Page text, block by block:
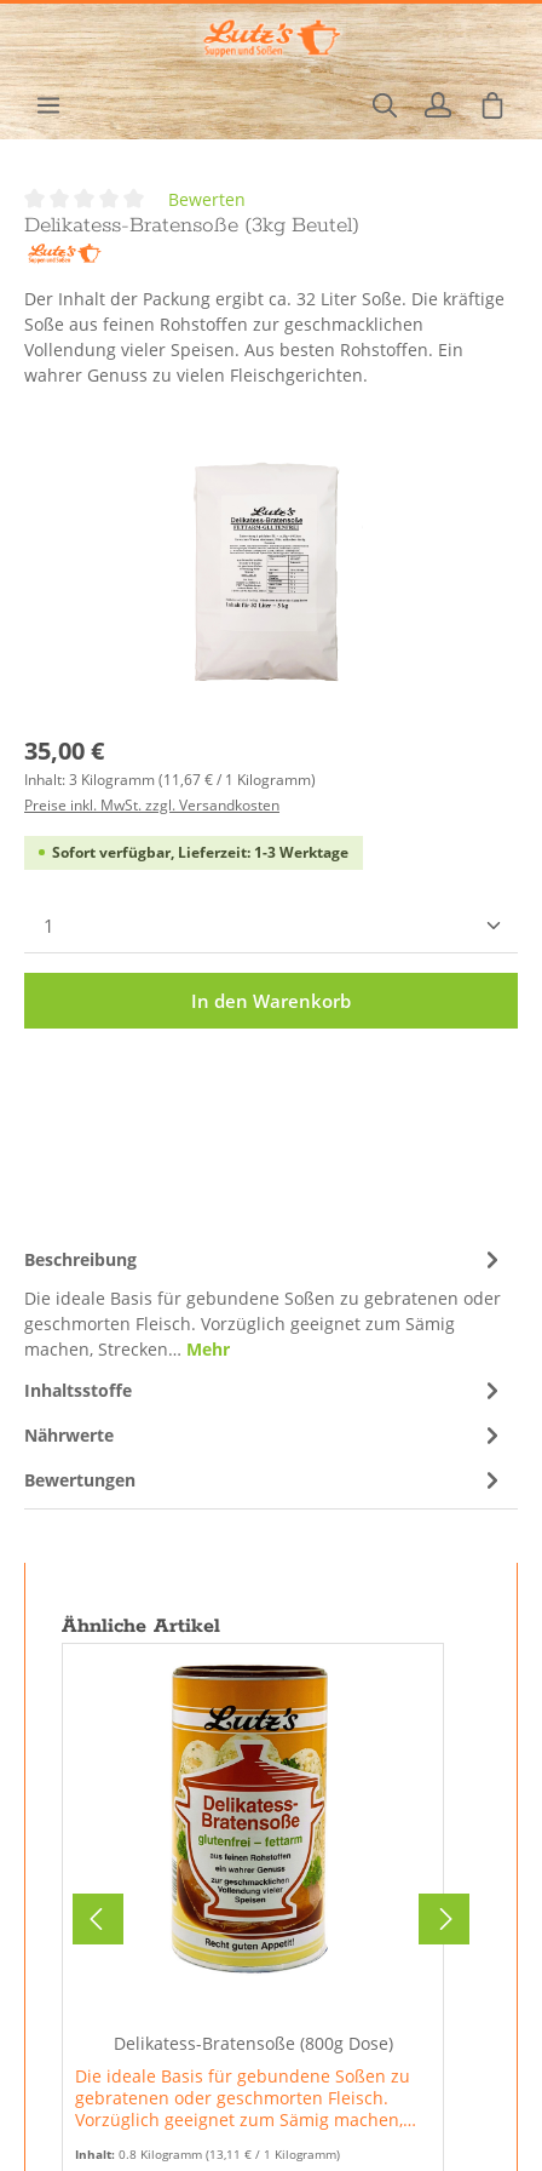
Zum Hauptinhalt springen
Durchschnittliche Bewertung von 0 von 5 Sternen
Bewerten
Delikatess-Bratensoße (3kg Beutel)
Der Inhalt der Packung ergibt ca. 32 Liter Soße. Die kräftige
Soße aus feinen Rohstoffen zur geschmacklichen
Vollendung vieler Speisen. Aus besten Rohstoffen. Ein
wahrer Genuss zu vielen Fleischgerichten.
Regulärer Preis:
35,00 €
Inhalt:3 Kilogramm(11,67 € / 1 Kilogramm)
Preise inkl. MwSt. zzgl. Versandkosten
Sofort verfügbar, Lieferzeit: 1-3 Werktage
Produkt Anzahl: Gib den gewünschten Wert ein
In den Warenkorb
Beschreibung
Die ideale Basis für gebundene Soßen zu gebratenen oder
geschmorten Fleisch. Vorzüglich geeignet zum Sämig
machen, Strecken… Mehr
Inhaltsstoffe
Nährwerte
Bewertungen
Produktgalerie überspringen
Ähnliche Artikel
Delikatess-Bratensoße (800g Dose)
Die ideale Basis für gebundene Soßen zu
gebratenen oder geschmorten Fleisch.
Vorzüglich geeignet zum Sämig machen,
vorhandener Soßen. Durch verschiedene
Inhalt:0.8 Kilogramm(13,11 € / 1 Kilogramm)